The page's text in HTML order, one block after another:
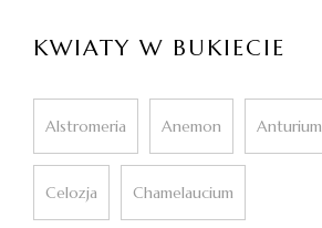
KWIATY W BUKIECIE
Alstromeria Anemon Anturium
Celozja Chamelaucium